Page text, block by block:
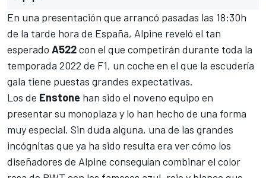
En una presentación que arrancó pasadas las 18:30h
de la tarde hora de España, Alpine reveló el tan
esperado A522con el que competirán durante toda la
temporada 2022 de F1, un coche en el que la escudería
gala tiene puestas grandes expectativas.
Los de Enstone han sido el noveno equipo en
presentar su monoplaza y lo han hecho de una forma
muy especial. Sin duda alguna, una de las grandes
incógnitas que ya ha sido resulta era ver cómo los
diseñadores de Alpine conseguían combinar el color